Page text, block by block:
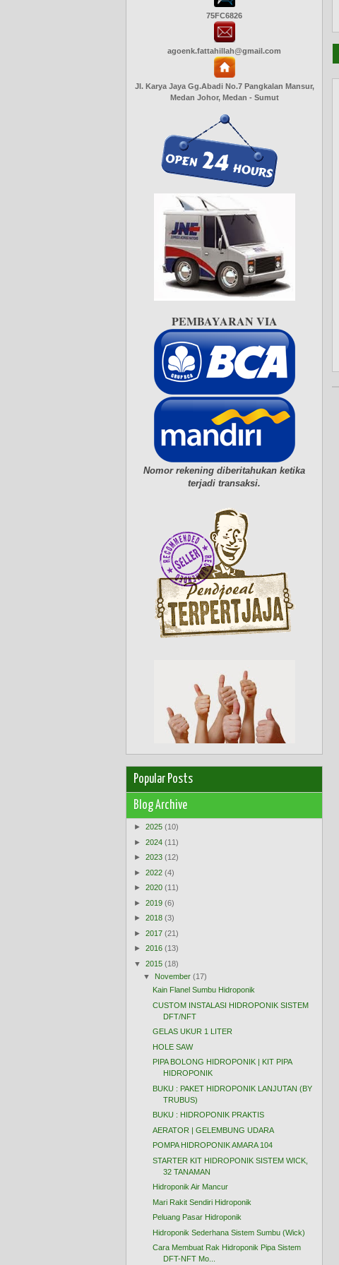
75FC6826
agoenk.fattahillah@gmail.com
Jl. Karya Jaya Gg.Abadi No.7 Pangkalan Mansur,
Medan Johor, Medan - Sumut
PEMBAYARAN VIA
Nomor rekening diberitahukan ketika
terjadi transaksi.
Popular Posts
Blog Archive
► 2025 (10)
► 2024 (11)
► 2023 (12)
► 2022 (4)
► 2020 (11)
► 2019 (6)
► 2018 (3)
► 2017 (21)
► 2016 (13)
▼
2015 (18)
▼
November (17)
Kain Flanel Sumbu Hidroponik
CUSTOM INSTALASI HIDROPONIK SISTEM
DFT/NFT
GELAS UKUR 1 LITER
HOLE SAW
PIPA BOLONG HIDROPONIK | KIT PIPA
HIDROPONIK
BUKU : PAKET HIDROPONIK LANJUTAN (BY
TRUBUS)
BUKU : HIDROPONIK PRAKTIS
AERATOR | GELEMBUNG UDARA
POMPA HIDROPONIK AMARA 104
STARTER KIT HIDROPONIK SISTEM WICK,
32 TANAMAN
Hidroponik Air Mancur
Mari Rakit Sendiri Hidroponik
Peluang Pasar Hidroponik
Hidroponik Sederhana Sistem Sumbu (Wick)
Cara Membuat Rak Hidroponik Pipa Sistem
DFT-NFT Mo...